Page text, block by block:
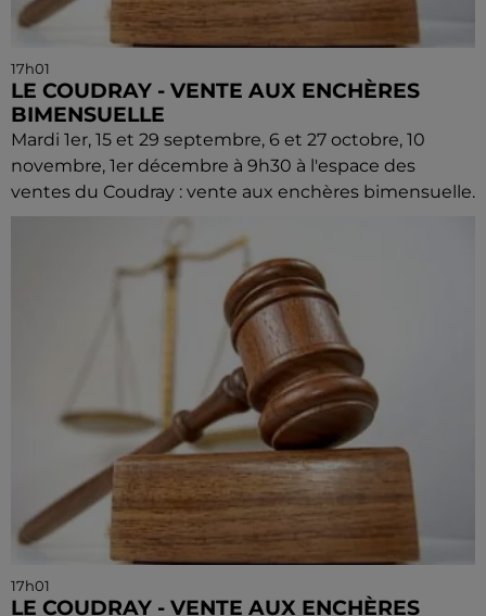
17h01
LE COUDRAY - VENTE AUX ENCHÈRES
BIMENSUELLE
Mardi 1er, 15 et 29 septembre, 6 et 27 octobre, 10
novembre, 1er décembre à 9h30 à l'espace des
ventes du Coudray : vente aux enchères bimensuelle.
17h01
LE COUDRAY - VENTE AUX ENCHÈRES